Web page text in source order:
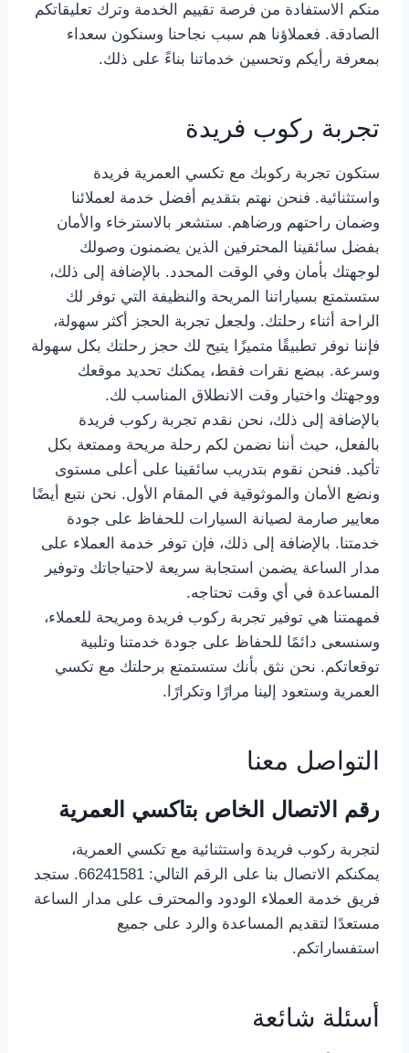
منكم الاستفادة من فرصة تقييم الخدمة وترك تعليقاتكم
الصادقة. فعملاؤنا هم سبب نجاحنا وسنكون سعداء
بمعرفة رأيكم وتحسين خدماتنا بناءً على ذلك.
تجربة ركوب فريدة
ستكون تجربة ركوبك مع تكسي العمرية فريدة
واستثنائية. فنحن نهتم بتقديم أفضل خدمة لعملائنا
وضمان راحتهم ورضاهم. ستشعر بالاسترخاء والأمان
بفضل سائقينا المحترفين الذين يضمنون وصولك
لوجهتك بأمان وفي الوقت المحدد. بالإضافة إلى ذلك،
ستستمتع بسياراتنا المريحة والنظيفة التي توفر لك
الراحة أثناء رحلتك. ولجعل تجربة الحجز أكثر سهولة،
فإننا نوفر تطبيقًا متميزًا يتيح لك حجز رحلتك بكل سهولة
وسرعة. ببضع نقرات فقط، يمكنك تحديد موقعك
ووجهتك واختيار وقت الانطلاق المناسب لك.
بالإضافة إلى ذلك، نحن نقدم تجربة ركوب فريدة
بالفعل، حيث أننا نضمن لكم رحلة مريحة وممتعة بكل
تأكيد. فنحن نقوم بتدريب سائقينا على أعلى مستوى
ونضع الأمان والموثوقية في المقام الأول. نحن نتبع أيضًا
معايير صارمة لصيانة السيارات للحفاظ على جودة
خدمتنا. بالإضافة إلى ذلك، فإن توفر خدمة العملاء على
مدار الساعة يضمن استجابة سريعة لاحتياجاتك وتوفير
المساعدة في أي وقت تحتاجه.
فمهمتنا هي توفير تجربة ركوب فريدة ومريحة للعملاء،
وسنسعى دائمًا للحفاظ على جودة خدمتنا وتلبية
توقعاتكم. نحن نثق بأنك ستستمتع برحلتك مع تكسي
العمرية وستعود إلينا مرارًا وتكرارًا.
التواصل معنا
رقم الاتصال الخاص بتاكسي العمرية
لتجربة ركوب فريدة واستثنائية مع تكسي العمرية،
يمكنكم الاتصال بنا على الرقم التالي: 66241581. ستجد
فريق خدمة العملاء الودود والمحترف على مدار الساعة
مستعدًا لتقديم المساعدة والرد على جميع
استفساراتكم.
أسئلة شائعة